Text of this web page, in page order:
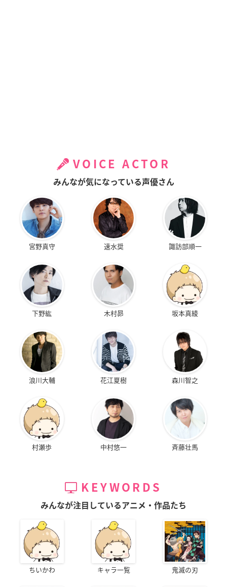
VOICE ACTOR
みんなが気になっている声優さん
宮野真守 速水奨 諏訪部順一
下野紘 木村昴 坂本真綾
浪川大輔 花江夏樹 森川智之
村瀬歩 中村悠一 斉藤壮馬
KEYWORDS
みんなが注目しているアニメ・作品たち
ちいかわ キャラ一覧 鬼滅の刃